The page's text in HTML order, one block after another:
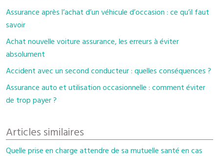
Assurance après l’achat d’un véhicule d’occasion : ce qu’il faut
savoir
Achat nouvelle voiture assurance, les erreurs à éviter
absolument
Accident avec un second conducteur : quelles conséquences ?
Assurance auto et utilisation occasionnelle : comment éviter
de trop payer ?
Articles similaires
Quelle prise en charge attendre de sa mutuelle santé en cas